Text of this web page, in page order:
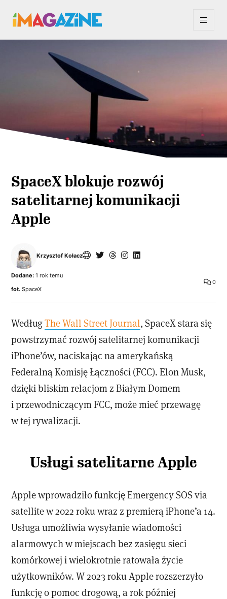
SpaceX blokuje rozwój
satelitarnej komunikacji
Apple
Krzysztof Kołacz
0
Dodane: 1 rok temu
fot. SpaceX
WedługThe Wall Street Journal, SpaceX stara się
powstrzymać rozwój satelitarnej komunikacji
iPhone’ów, naciskając na amerykańską
Federalną Komisję Łączności (FCC). Elon Musk,
dzięki bliskim relacjom z Białym Domem
i przewodniczącym FCC, może mieć przewagę
w tej rywalizacji.
Usługi satelitarne Apple
Apple wprowadziło funkcję Emergency SOS via
satellite w 2022 roku wraz z premierą iPhone’a 14.
Usługa umożliwia wysyłanie wiadomości
alarmowych w miejscach bez zasięgu sieci
komórkowej i wielokrotnie ratowała życie
użytkowników. W 2023 roku Apple rozszerzyło
funkcję o pomoc drogową, a rok później